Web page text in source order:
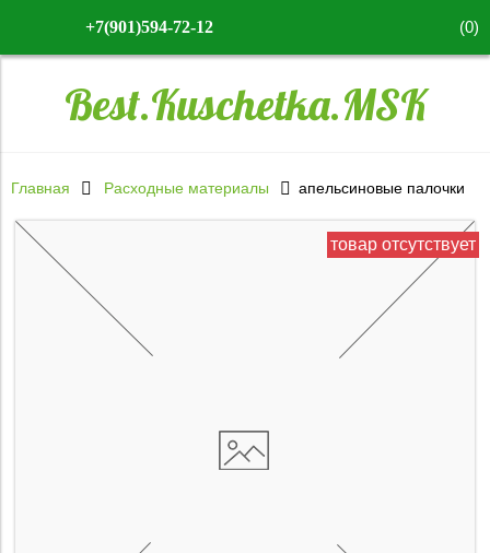
+7(901)594-72-12 (0)
Best.Kuschetka.MSK
Главная Расходные материалы апельсиновые палочки
товар отсутствует